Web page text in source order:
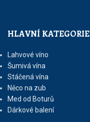
HLAVNÍ KATEGORIE
Lahvové víno
Šumivá vína
Stáčená vína
Něco na zub
Med od Boturů
Dárkové balení